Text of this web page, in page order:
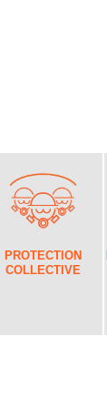
PROTECTION
COLLECTIVE